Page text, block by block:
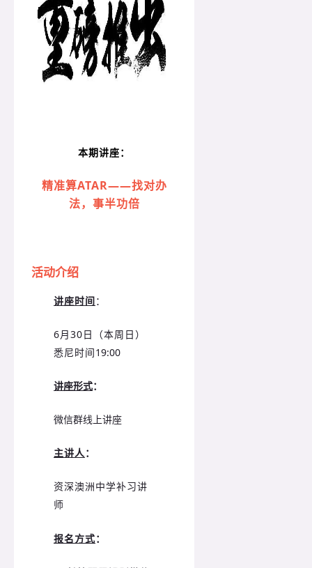
本期讲座：
精准算ATAR——找对办
法，事半功倍
活动介绍
讲座时间：
6月30日（本周日）
悉尼时间19:00
讲座形式：
微信群线上讲座
主讲人：
资深澳洲中学补习讲
师
报名方式：